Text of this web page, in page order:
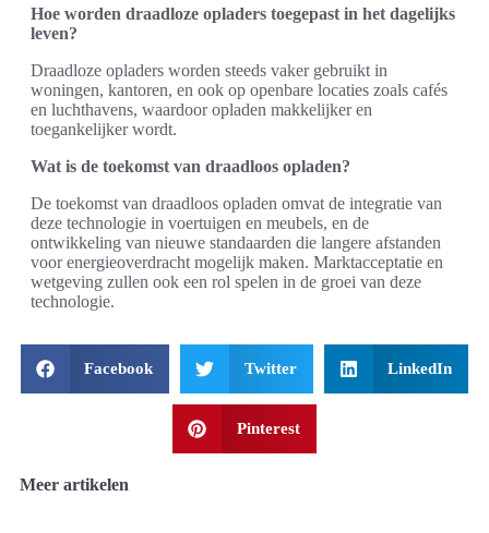
Hoe worden draadloze opladers toegepast in het dagelijks
leven?
Draadloze opladers worden steeds vaker gebruikt in
woningen, kantoren, en ook op openbare locaties zoals cafés
en luchthavens, waardoor opladen makkelijker en
toegankelijker wordt.
Wat is de toekomst van draadloos opladen?
De toekomst van draadloos opladen omvat de integratie van
deze technologie in voertuigen en meubels, en de
ontwikkeling van nieuwe standaarden die langere afstanden
voor energieoverdracht mogelijk maken. Marktacceptatie en
wetgeving zullen ook een rol spelen in de groei van deze
technologie.
Facebook Twitter LinkedIn
Pinterest
Meer artikelen